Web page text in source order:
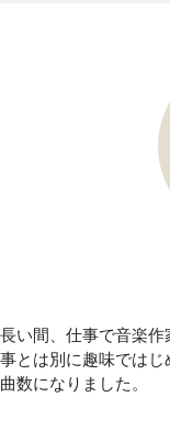
長い間、仕事で音楽
事とは別に趣味では
曲数になりました。